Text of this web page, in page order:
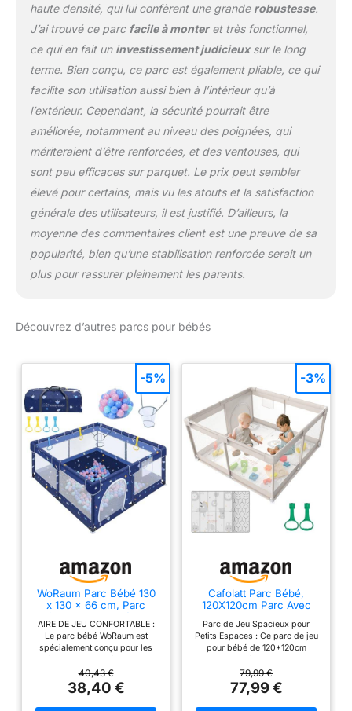
haute densité, qui lui confèrent une grande robustesse.
J’ai trouvé ce parc facile à monteret très fonctionnel,
ce qui en fait un investissement judicieuxsur le long
terme. Bien conçu, ce parc est également pliable, ce qui
facilite son utilisation aussi bien à l’intérieur qu’à
l’extérieur. Cependant, la sécurité pourrait être
améliorée, notamment au niveau des poignées, qui
mériteraient d’être renforcées, et des ventouses, qui
sont peu efficaces sur parquet. Le prix peut sembler
élevé pour certains, mais vu les atouts et la satisfaction
générale des utilisateurs, il est justifié. D’ailleurs, la
moyenne des commentaires client est une preuve de sa
popularité, bien qu’une stabilisation renforcée serait un
plus pour rassurer pleinement les parents.
Découvrez d’autres parcs pour bébés
WoRaum Parc Bébé 130
x 130 x 66 cm, Parc
Traction, Balles, Filet
Respirant, Sol
Antidérapant, Parc de
Enfants(Cartoon)
AIRE DE JEU CONFORTABLE :
Le parc bébé WoRaum est
spécialement conçu pour les
taille de 130×130×66 cm offre
un environnement sûr avec un
espace suffisant pour que votre
enfant explore librement.
40,43 €
38,40 €
-5%
Cafolatt Parc Bébé,
120X120cm Parc Avec
Enfants 0-24 Mois - Aire
de Jeu Sécurisée
Maison, Tapis Anti-
Parc de Jeu Spacieux pour
Petits Espaces : Ce parc de jeu
pour bébé de 120*120cm
espaces. Il peut accueillir 3 à 4
bébés ou 2 adultes. C'est un
parc de jeu pour bébé avec un
tapis qui gardera votre bébé en
79,99 €
77,99 €
-3%